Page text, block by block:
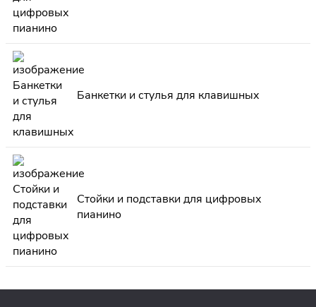
Банкетки и стулья для клавишных
Стойки и подставки для цифровых
пианино